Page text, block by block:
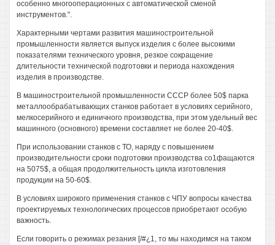
особенно многооперационных с автоматической сменой
инструментов.".
Характерными чертами развития машиностроительной
промышленности является выпуск изделия с более высокими
показателями технического уровня, резкое сокращение
длительности технической подготовки и периода нахождения
изделия в производстве.
В машиностроительной промышленности СССР более 50$ парка
металлообрабатывающих станков работает в условиях серийного,
мелкосерийного и единичного производства, при этом удельный вес
машинного (основного) времени составляет не более 20-40$.
При использовании станков с ТО, наряду с повышением
производительности сроки подготовки производства со1фащаются
на 5075$, а общая продолжительность цикла изготовления
продукции на 50-60$.
В условиях широкого применения станков с ЧПУ вопросы качества
проектируемых технологических процессов приобретают особую
важность.
Если говорить о режимах резания [/#¿1, то мы находимся на таком